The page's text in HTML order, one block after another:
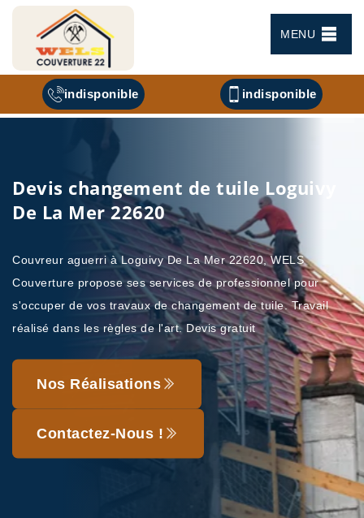
MENU
indisponible indisponible
Devis changement de tuile Loguivy
De La Mer 22620
Couvreur aguerri à Loguivy De La Mer 22620, WELS
Couverture propose ses services de professionnel pour
s'occuper de vos travaux de changement de tuile. Travail
réalisé dans les règles de l'art. Devis gratuit
Nos Réalisations
Contactez-Nous !